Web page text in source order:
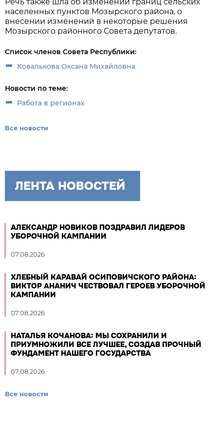
населенных пунктов Мозырского района, о
внесении изменений в некоторые решения
Мозырского районного Совета депутатов.
Список членов Совета Республики:
Ковалькова Оксана Михайловна
Новости по теме:
Работа в регионах
Все новости
ЛЕНТА НОВОСТЕЙ
АЛЕКСАНДР НОВИКОВ ПОЗДРАВИЛ ЛИДЕРОВ
УБОРОЧНОЙ КАМПАНИИ
07.08.2026
ХЛЕБНЫЙ КАРАВАЙ ОСИПОВИЧСКОГО РАЙОНА:
ВИКТОР АНАНИЧ ЧЕСТВОВАЛ ГЕРОЕВ УБОРОЧНОЙ
КАМПАНИИ
07.08.2026
НАТАЛЬЯ КОЧАНОВА: МЫ СОХРАНИЛИ И
ПРИУМНОЖИЛИ ВСЕ ЛУЧШЕЕ, СОЗДАВ ПРОЧНЫЙ
ФУНДАМЕНТ НАШЕГО ГОСУДАРСТВА
07.08.2026
Все новости